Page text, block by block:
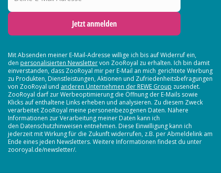
Jetzt anmelden
Mit Absenden meiner E-Mail-Adresse willige ich bis auf Widerruf ein,
den personalisierten Newslettervon ZooRoyal zu erhalten. Ich bin damit
einverstanden, dass ZooRoyal mir per E-Mail an mich gerichtete Werbung
zu Produkten, Dienstleistungen, Aktionen und Zufriedenheitsbefragungen
von ZooRoyal und anderen Unternehmen der REWE Group zusendet.
ZooRoyal darf zur Werbeoptimierung die Öffnung der E-Mails sowie
Klicks auf enthaltene Links erheben und analysieren. Zu diesem Zweck
verarbeitet ZooRoyal meine personenbezogenen Daten. Nähere
Informationen zur Verarbeitung meiner Daten kann ich
den Datenschutzhinweisen entnehmen. Diese Einwilligung kann ich
jederzeit mit Wirkung für die Zukunft widerrufen, z.B. per Abmeldelink am
Ende eines jeden Newsletters. Weitere Informationen findest du unter
zooroyal.de/newsletter/.